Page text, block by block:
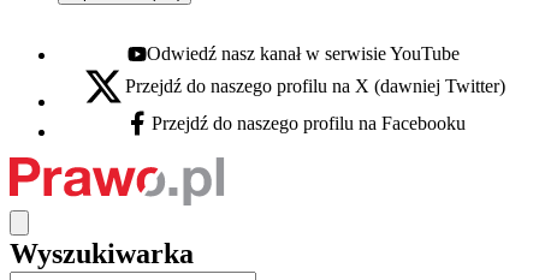
Youtube - otwiera się w nowej karcie
Odwiedź nasz kanał w serwisie YouTube
X - otwiera się w nowej karcie
Przejdź do naszego profilu na X (dawniej Twitter)
Facebook - otwiera się w nowej karcie
Przejdź do naszego profilu na Facebooku
Wyszukiwarka